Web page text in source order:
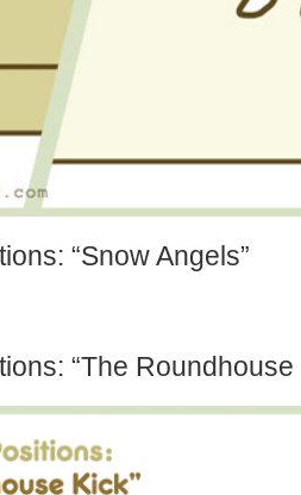
“Snow Angels”
“The Roundhouse